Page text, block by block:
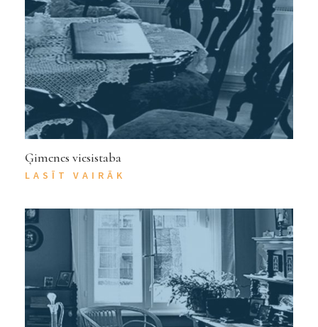
Ģimenes viesistaba
LASĪT VAIRĀK